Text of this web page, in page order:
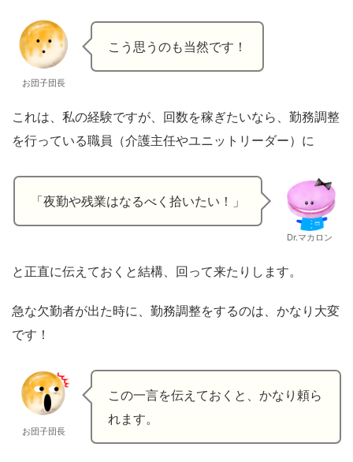
お団子団長
こう思うのも当然です！
これは、私の経験ですが、回数を稼ぎたいなら、勤務調整
を行っている職員（介護主任やユニットリーダー）に
「夜勤や残業はなるべく拾いたい！」
Dr.マカロン
と正直に伝えておくと結構、回って来たりします。
急な欠勤者が出た時に、勤務調整をするのは、かなり大変
です！
お団子団長
この一言を伝えておくと、かなり頼ら
れます。